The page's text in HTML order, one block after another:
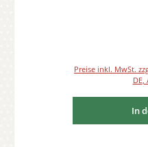
Preise inkl. MwSt.
DE,
In